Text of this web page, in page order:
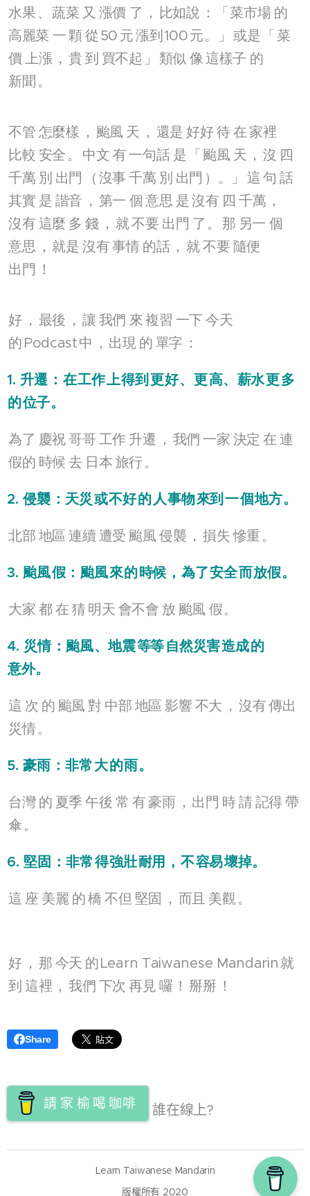
水果 、 蔬菜 又 漲價 了 ， 比如說 ：「菜市場 的
高麗菜 一顆從 50 元漲到 100元。」 或是 「 菜
價 上漲 ， 貴 到 買不起 」 類似 像這樣子 的
新聞 。
不管 怎麼樣 ， 颱風 天 ， 還是 好好待在 家裡
比較 安全 。 中文 有 一句話 是 「 颱風 天 ， 沒 四
千萬 別 出門 （ 沒事 千萬 別 出門 ）。」 這句 話
其實 是 諧音 ， 第一 個 意思 是沒有 四 千萬 ，
沒有 這麼 多 錢 ， 就不要 出門 了 。 那 另一 個
意思 ， 就是 沒有事情 的話 ， 就不要 隨便
出門 ！
好 ， 最後 ， 讓 我們 來複習 一下 今天
的 Podcast中 ， 出現 的 單字 ：
1. 升遷： 在工作上得到更好、 更高、 薪水更多
的位子。
為了 慶祝哥哥 工作 升遷 ， 我們 一家 決定 在 連
假的 時候 去 日本 旅行。
2.侵襲 ： 天災或不好的人事物來到一個地方。
北部 地區 連續 遭受 颱風 侵襲 ， 損失慘重 。
3. 颱風假： 颱風來的時候 ， 為了安全而放假。
大家 都在 猜明天 會不會 放 颱風 假。
4. 災情： 颱風、地震等等自然災害造成的
意外。
這 次 的 颱風 對 中部 地區 影響 不大 ， 沒有傳出
災情 。
5. 豪雨 ： 非常大的雨。
台灣 的 夏季 午後 常 有豪雨 ， 出門 時 請 記得 帶
傘 。
6. 堅固 ： 非常得強壯耐用 ， 不容易壞掉。
這 座 美麗 的橋 不但 堅固 ， 而且 美觀。
好 ， 那 今天 的Learn Taiwanese Mandarin就
到 這裡 ， 我們 下次 再見 囉 ！ 掰掰 ！
Share
請 家 榆 喝 咖啡 誰在線上?
Learn Taiwanese Mandarin
版權所有 2020